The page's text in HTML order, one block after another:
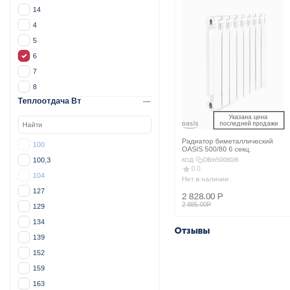
Указана цена
последней продажи
Радиатор биметаллический
OASIS 500/80 6 секц.
КОД: OBm50080/6
0.0
Нет в наличии
2 828.00 Р
2 885.00Р
Отзывы
14
4
5
6
7
8
Теплоотдача Вт
100
100,3
104
127
129
134
139
152
159
163